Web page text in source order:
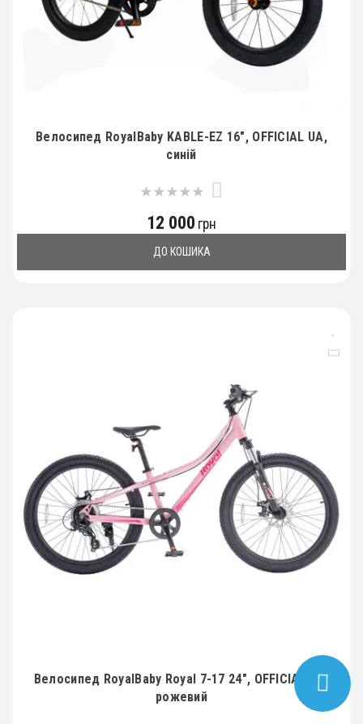
Велосипед RoyalBaby KABLE-EZ 16", OFFICIAL UA,
синій
12 000 грн
ДО КОШИКА
Велосипед RoyalBaby Royal 7-17 24", OFFICIAL UA,
рожевий